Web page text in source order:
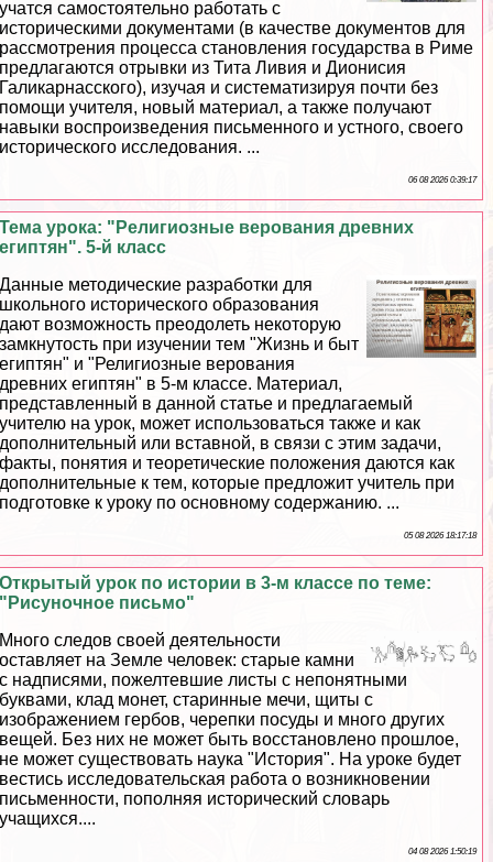
учатся самостоятельно работать с
историческими документами (в качестве документов для
рассмотрения процесса становления государства в Риме
предлагаются отрывки из Тита Ливия и Дионисия
Галикарнасского), изучая и систематизируя почти без
помощи учителя, новый материал, а также получают
навыки воспроизведения письменного и устного, своего
исторического исследования. ...
06 08 2026 0:39:17
Тема урока: "Религиозные верования древних
египтян". 5-й класс
Данные методические разработки для
школьного исторического образования
дают возможность преодолеть некоторую
замкнутость при изучении тем "Жизнь и быт
египтян" и "Религиозные верования
древних египтян" в 5-м классе. Материал,
представленный в данной статье и предлагаемый
учителю на урок, может использоваться также и как
дополнительный или вставной, в связи с этим задачи,
факты, понятия и теоретические положения даются как
дополнительные к тем, которые предложит учитель при
подготовке к уроку по основному содержанию. ...
05 08 2026 18:17:18
Открытый урок по истории в 3-м классе по теме:
"Рисуночное письмо"
Много следов своей деятельности
оставляет на Земле человек: старые камни
с надписями, пожелтевшие листы с непонятными
буквами, клад монет, старинные мечи, щиты с
изображением гербов, черепки посуды и много других
вещей. Без них не может быть восстановлено прошлое,
не может существовать наука "История". На уроке будет
вестись исследовательская работа о возникновении
письменности, пополняя исторический словарь
учащихся....
04 08 2026 1:50:19